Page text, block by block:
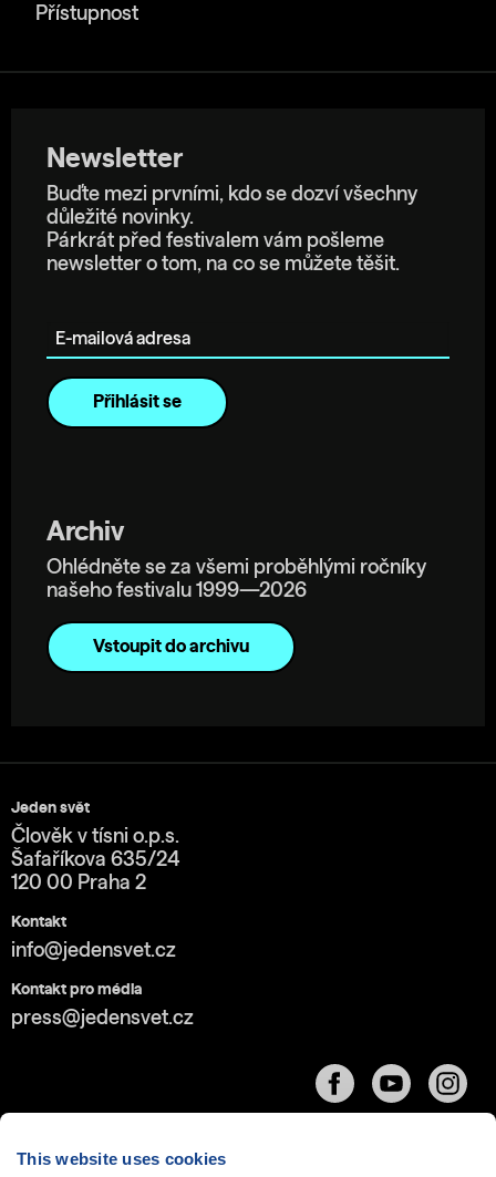
This website uses cookies
Přístupnost
Newsletter
Buďte mezi prvními, kdo se dozví všechny
důležité novinky.
Párkrát před festivalem vám pošleme
newsletter o tom, na co se můžete těšit.
Archiv
Ohlédněte se za všemi proběhlými ročníky
našeho festivalu 1999—2026
Vstoupit do archivu
Jeden svět
Člověk v tísni o.p.s.
Šafaříkova 635/24
120 00 Praha 2
Kontakt
info@jedensvet.cz
Kontakt pro média
press@jedensvet.cz